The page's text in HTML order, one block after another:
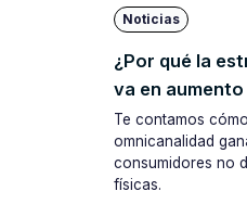
Noticias
¿Por qué la
va en
Te contamos
omnicanalidad
consumidores no
físicas.